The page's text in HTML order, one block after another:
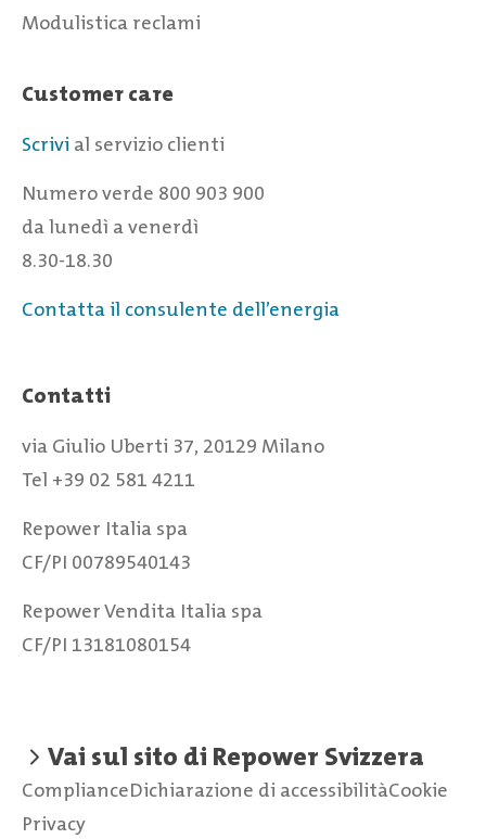
Modulistica reclami
Customer care
Scrivi al servizio clienti
Numero verde 800 903 900
da lunedì a venerdì
8.30-18.30
Contatta il consulente dell’energia
Contatti
via Giulio Uberti 37, 20129 Milano
Tel +39 02 581 4211
Repower Italia spa
CF/PI 00789540143
Repower Vendita Italia spa
CF/PI 13181080154
Vai sul sito di Repower Svizzera
ComplianceDichiarazione di accessibilitàCookie
Privacy